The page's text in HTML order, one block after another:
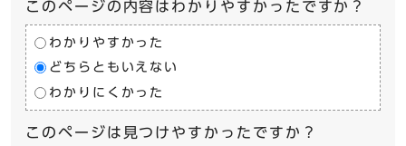
このページの内容はわかりやすかったですか？
わかりやすかった
どちらともいえない
わかりにくかった
このページは見つけやすかったですか？